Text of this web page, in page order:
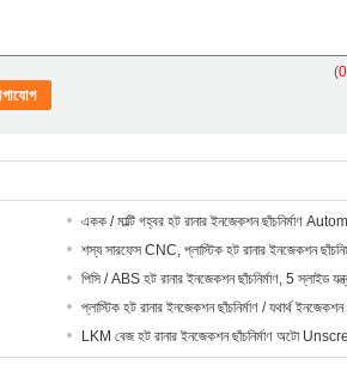
(0
একক / মাল্টি গহ্বর হট রানার ইনজেকশন ছাঁচনির্মাণ
শস্য সারফেস CNC, প্লাস্টিক হট রানার ইনজেকশন
পিসি / ABS হট রানার ইনজেকশন ছাঁচনির্মাণ, 5 স্লাইড
প্লাস্টিক হট রানার ইনজেকশন ছাঁচনির্মাণ / যথার্থ ইনজেকশন
LKM বেজ হট রানার ইনজেকশন ছাঁচনির্মাণ অটো